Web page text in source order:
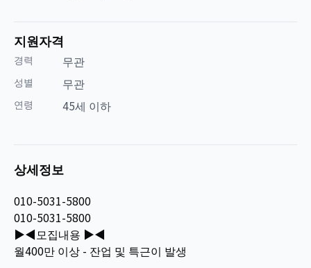
지원자격
경력 무관
성별 무관
연령 45세 이하
상세정보
010-5031-5800
010-5031-5800
▶◀모집내용 ▶◀
월400만 이상 - 잔업 및 특근이 발생